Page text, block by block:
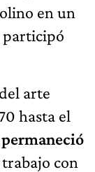
en un
participó
arte
hasta el
con